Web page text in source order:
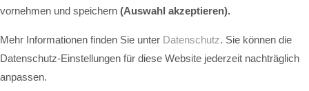
vornehmen und speichern (Auswahl akzeptieren).
Mehr Informationen finden Sie unter Datenschutz. Sie können die
Datenschutz-Einstellungen für diese Website jederzeit nachträglich
anpassen.